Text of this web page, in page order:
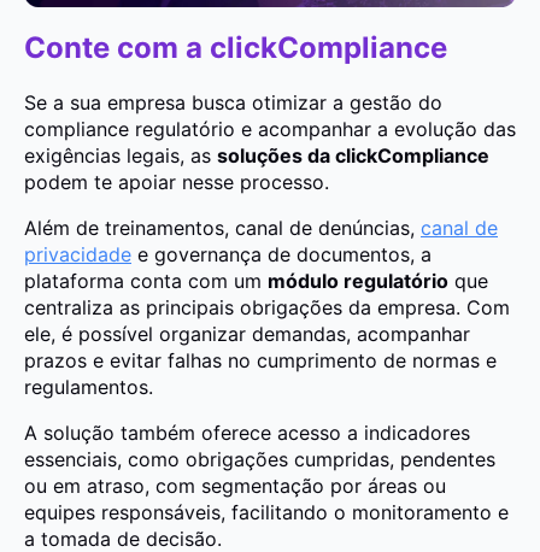
Conte com a clickCompliance
Se a sua empresa busca otimizar a gestão do
compliance regulatório e acompanhar a evolução das
exigências legais, as soluções da clickCompliance
podem te apoiar nesse processo.
Além de treinamentos, canal de denúncias, canal de
privacidade e governança de documentos, a
plataforma conta com um módulo regulatório que
centraliza as principais obrigações da empresa. Com
ele, é possível organizar demandas, acompanhar
prazos e evitar falhas no cumprimento de normas e
regulamentos.
A solução também oferece acesso a indicadores
essenciais, como obrigações cumpridas, pendentes
ou em atraso, com segmentação por áreas ou
equipes responsáveis, facilitando o monitoramento e
a tomada de decisão.